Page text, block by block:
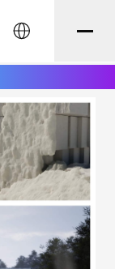
English